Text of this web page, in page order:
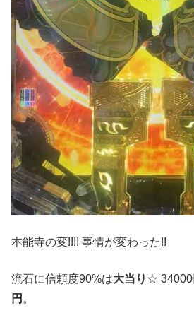
本能寺の変!!!! 事情が変わった!!
流石に信頼度90%は大当り ☆ 34000
円 。